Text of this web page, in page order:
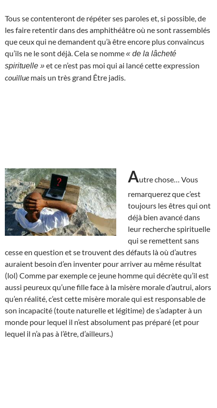
Tous se contenteront de répéter ses paroles et, si possible, de
les faire retentir dans des amphithéâtre où ne sont rassemblés
que ceux qui ne demandent qu’à être encore plus convaincus
qu’ils ne le sont déjà. Cela se nomme« de la lâcheté
spirituelle »et ce n’est pas moi qui ai lancé cette expression
couillue mais un très grand Être jadis.
Autre chose… Vous
remarquerez que c’est
toujours les êtres qui ont
déjà bien avancé dans
leur recherche spirituelle
qui se remettent sans
cesse en question et se trouvent des défauts là où d’autres
auraient besoin d’en inventer pour arriver au même résultat
(lol) Comme par exemple ce jeune homme qui décrète qu’il est
aussi peureux qu’une fille face à la misère morale d’autrui, alors
qu’en réalité, c’est cette misère morale qui est responsable de
son incapacité (toute naturelle et légitime) de s’adapter à un
monde pour lequel il n’est absolument pas préparé (et pour
lequel il n’a pas à l’être, d’ailleurs.)